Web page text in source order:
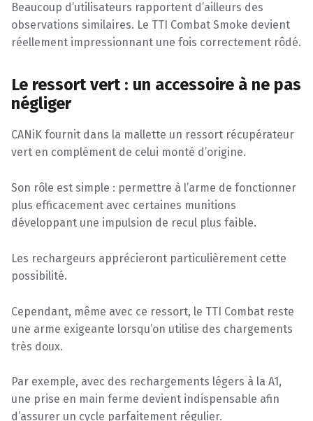
Beaucoup d’utilisateurs rapportent d’ailleurs des
observations similaires. Le TTI Combat Smoke devient
réellement impressionnant une fois correctement rôdé.
Le ressort vert : un accessoire à ne pas
négliger
CANiK fournit dans la mallette un ressort récupérateur
vert en complément de celui monté d’origine.
Son rôle est simple : permettre à l’arme de fonctionner
plus efficacement avec certaines munitions
développant une impulsion de recul plus faible.
Les rechargeurs apprécieront particulièrement cette
possibilité.
Cependant, même avec ce ressort, le TTI Combat reste
une arme exigeante lorsqu’on utilise des chargements
très doux.
Par exemple, avec des rechargements légers à la A1,
une prise en main ferme devient indispensable afin
d’assurer un cycle parfaitement régulier.